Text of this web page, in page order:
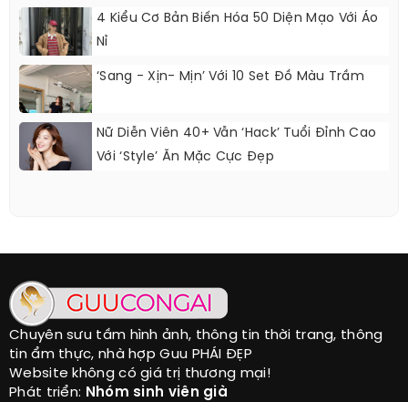
4 Kiểu Cơ Bản Biến Hóa 50 Diện Mạo Với Áo
Nỉ
‘Sang - Xịn- Mịn’ Với 10 Set Đồ Màu Trầm
Nữ Diễn Viên 40+ Vẫn ‘hack’ Tuổi Đỉnh Cao
Với ‘style’ Ăn Mặc Cực Đẹp
Chuyên sưu tầm hình ảnh, thông tin thời trang, thông
tin ẩm thực, nhà hợp Guu PHÁI ĐẸP
Website không có giá trị thương mại!
Phát triển: Nhóm sinh viên già